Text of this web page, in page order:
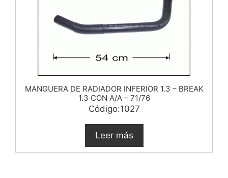
MANGUERA DE RADIADOR INFERIOR 1.3 – BREAK
1.3 CON A/A – 71/76
Código:1027
Leer más